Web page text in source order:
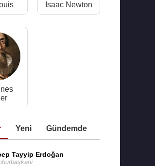
Isaac Newton
Yeni Gündemde
Tayyip Erdoğan